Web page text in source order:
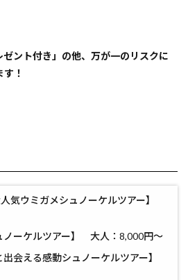
ゼント付き」の他、万が一のリスクに
！
人気ウミガメシュノーケルツアー】
ノーケルツアー】 大人：8,000円〜
出会える感動シュノーケルツアー】